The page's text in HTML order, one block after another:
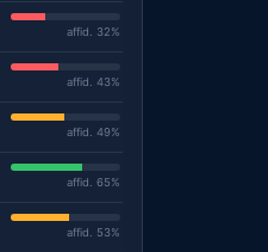
affid. 32%
affid. 43%
affid. 49%
affid. 65%
affid. 53%